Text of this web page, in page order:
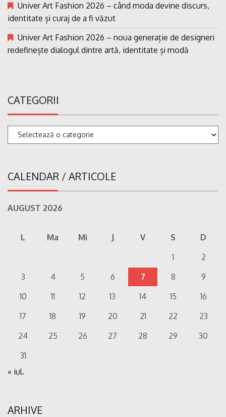
Univer Art Fashion 2026 – când moda devine discurs,
identitate și curaj de a fi văzut
Univer Art Fashion 2026 – noua generație de designeri
redefinește dialogul dintre artă, identitate și modă
CATEGORII
Categorii
CALENDAR / ARTICOLE
AUGUST 2026
L Ma Mi J V S
D
1
2
3
4 5 6 7 8
9
10
11 12 13 14 15
16
17
18 19 20 21 22
23
24
25 26 27 28 29
30
31
« iul.
ARHIVE